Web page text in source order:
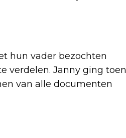
hun vader bezochten
verdelen. Janny ging toen
van alle documenten